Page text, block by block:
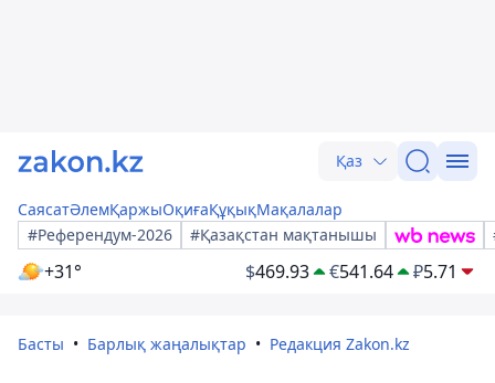
Қаз
СаясатӘлемҚаржыОқиғаҚұқықМақалалар
#Референдум-2026
#Қазақстан мақтанышы
+31° $469.93 €541.64 ₽5.71
Басты Барлық жаңалықтар Редакция Zakon.kz